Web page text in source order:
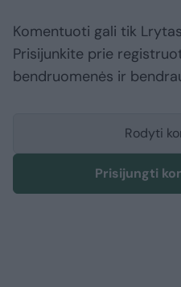
Komentuoti gali tik
Prisijunkite prie
bendruomenės ir
Rodyti
Prisijungti